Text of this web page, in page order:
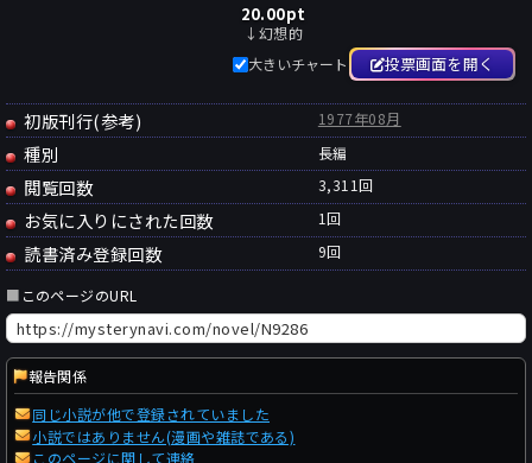
20.00pt
↓幻想的
大きいチャート
投票画面を開く
初版刊行(参考) 1977年08月
種別 長編
閲覧回数 3,311回
お気に入りにされた回数 1回
読書済み登録回数 9回
■ このページのURL
報告関係
同じ小説が他で登録されていました
小説ではありません(漫画や雑誌である)
このページに関して連絡